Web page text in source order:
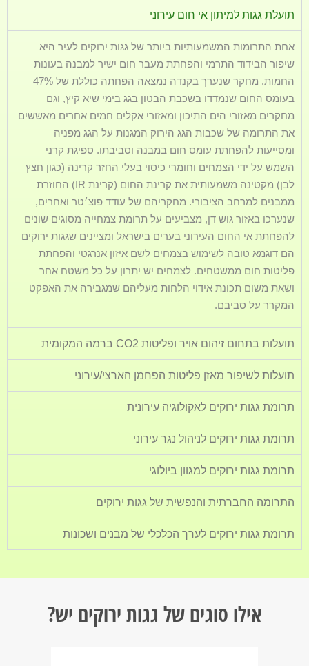
תועלת גגות למיתון אי חום עירוני​
אחת התרומות המשמעותיות ביותר של גגות ירוקים לעיר היא
שיפור הבידוד התרמי והפחתת מעבר חום ישיר למבנה בעונות
החמות. מחקר שנערך בקנדה נמצאה הפחתה כוללת של 47%
בעומס החום שנמדדו בשכבת הבטון בגג בימי שיא קיץ, וגם
מחקרים מאזורי הים התיכון ומאזורי אקלים חמים אחרים מאששים
את התרומה של שכבות הגג הירוק המגנות על הגג מפניה
ומסייעות להפחתת עומס חום במבנה וסביבתו. ספיגת קרני
השמש על ידי הצמחים וחומרי כיסוי בעלי החזר קרינה (כגון חצץ
לבן) מקטינה משמעותית את קרינת החום (קרינת IR) החוזרת
ממבנים למרחב הציבורי. מחקריהם של עודד פוצ׳טר ואחרים,
שנערכו באזור גוש דן, מצביעים על תרומת צמחייה מסוגים שונים
להפחתת אי החום העירוני בערים בישראל ומציינים שגגות ירוקים
הם דוגמא טובה לשימוש בצמחים לשם איזון אנרגטי והפחתת
פליטות חום ממשטחים. לצמחים יש יתרון על כל משטח אחר
ושאת משום תכונת אידוי הלחות מעליהם שמגבירה את האפקט
המקרר על סביבם.
תועלות בתחום זיהום אויר ופליטות CO2 ברמה המקומית​
תועלות לשיפור מאזן פליטות הפחמן הארצי/עירוני
תרומת גגות ירוקים לאקולוגיה עירונית
תרומת גגות ירוקים לניהול נגר עירוני
תרומת גגות ירוקים למגוון ביולוגי
התרומה החברתית והנפשית של גגות ירוקים
תרומת גגות ירוקים לערך הכלכלי של מבנים ושכונות
אילו סוגים של גגות ירוקים יש?